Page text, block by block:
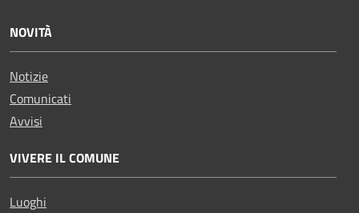
NOVITÀ
Notizie
Comunicati
Avvisi
VIVERE IL COMUNE
Luoghi